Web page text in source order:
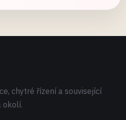
chytré řízení a související
okolí.